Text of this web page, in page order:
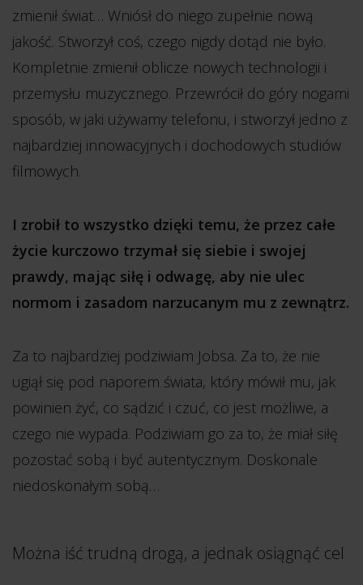
zmienił świat… Wniósł do niego zupełnie nową
jakość. Stworzył coś, czego nigdy dotąd nie było.
Kompletnie zmienił oblicze nowych technologii i
przemysłu muzycznego. Przewrócił do góry nogami
sposób, w jaki używamy telefonu, i stworzył jedno z
najbardziej innowacyjnych i dochodowych studiów
filmowych.
I zrobił to wszystko dzięki temu, że przez całe
życie kurczowo trzymał się siebie i swojej
prawdy, mając siłę i odwagę, aby nie ulec
normom i zasadom narzucanym mu z zewnątrz.
Za to najbardziej podziwiam Jobsa. Za to, że nie
ugiął się pod naporem świata, który mówił mu, jak
powinien żyć, co sądzić i czuć, co jest możliwe, a
czego nie wypada. Podziwiam go za to, że miał siłę
pozostać sobą i być autentycznym. Doskonale
niedoskonałym sobą…
Można iść trudną drogą, a jednak osiągnąć cel